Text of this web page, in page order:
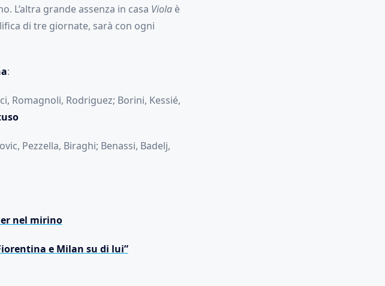
L’altra grande assenza in casa Violaè
di tre giornate, sarà con ogni
:
Romagnoli, Rodriguez; Borini, Kessié,
Pezzella, Biraghi; Benassi, Badelj,
nel mirino
e Milan su di lui”